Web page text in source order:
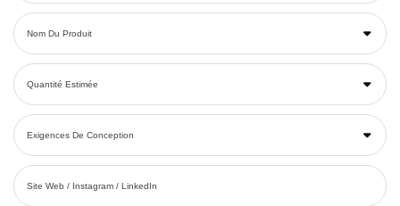
Nom Du Produit
Quantité Estimée
Exigences De Conception
Site Web / Instagram / LinkedIn